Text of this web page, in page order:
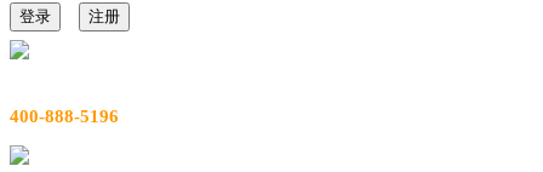
登录 注册
400-888-5196